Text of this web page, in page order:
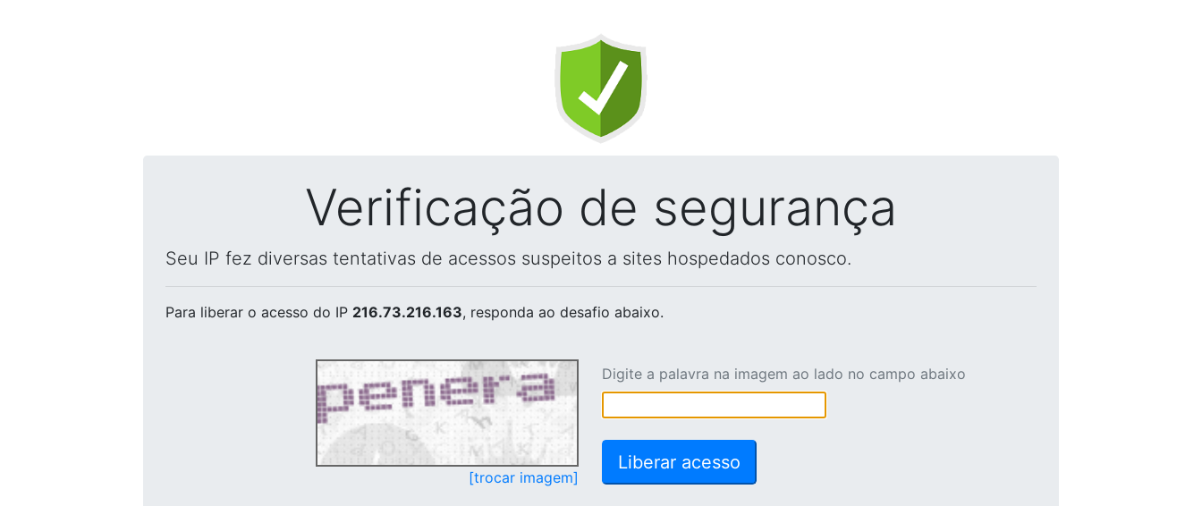
Verificação de segurança
Seu IP fez diversas tentativas de acessos suspeitos a sites hospedados conosco.
Para liberar o acesso do IP 216.73.216.163, responda ao desafio abaixo.
[trocar imagem]
Digite a palavra na imagem ao lado no campo abaixo